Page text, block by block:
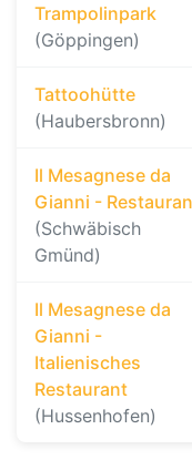
Trampolinpark
(Göppingen)
Tattoohütte
(Haubersbronn)
Il Mesagnese da
Gianni -
(Schwäbisch
Gmünd)
Il Mesagnese da
Gianni -
Italienisches
Restaurant
(Hussenhofen)